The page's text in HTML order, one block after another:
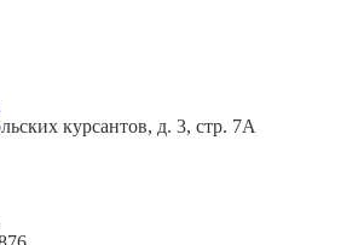
курсантов, д. 3, стр. 7А